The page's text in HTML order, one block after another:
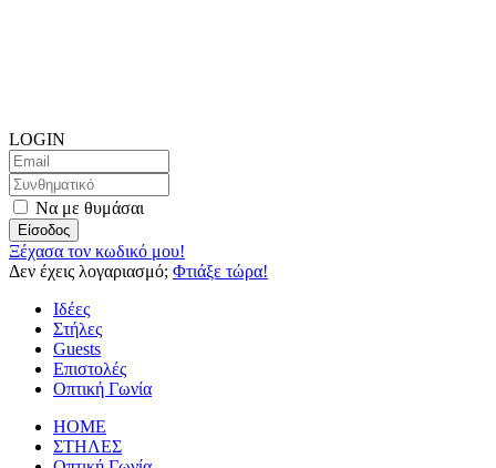
LOGIN
Να με θυμάσαι
Είσοδος
Ξέχασα τον κωδικό μου!
Δεν έχεις λογαριασμό; Φτιάξε τώρα!
Ιδέες
Στήλες
Guests
Επιστολές
Οπτική Γωνία
HOME
ΣΤΗΛΕΣ